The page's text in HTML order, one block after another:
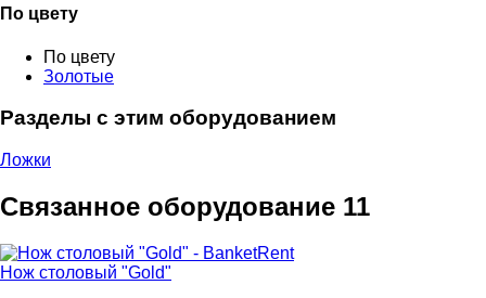
По цвету
По цвету
Золотые
Разделы с этим оборудованием
Ложки
Связанное оборудование 11
Нож столовый "Gold"